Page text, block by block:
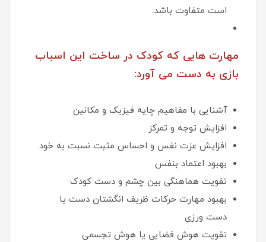
است متفاوت باشد.
مهارت هایی که کودک در ساخت این اسباب
بازی به دست می آورد:
آشنایی با مفاهیم چایه فیزیک و مکانین
افزایش توجه و تمرکز
افزایش عزت نفس و احساس مثبت نسبت به خود
بهبود اعتماد بنفس
تقویت هماهنگی بین چشم و دست کودک
بهبود مهارت حرکات ظریف انگشتان دست یا
دست ورزی
تقویت هوش فضایی یا هوش تجسمی